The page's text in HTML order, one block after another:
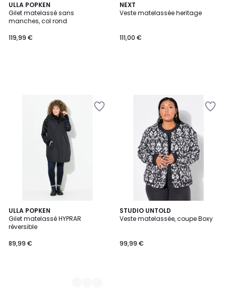
ULLA POPKEN
Gilet matelassé sans
manches, col rond
119,99 €
NEXT
Veste matelassée heritage
111,00 €
ULLA POPKEN
Gilet matelassé HYPRAR
réversible
89,99 €
2
Couleurs
STUDIO UNTOLD
Veste matelassée, coupe Boxy
99,99 €